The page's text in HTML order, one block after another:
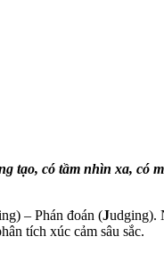
tạo, có tầm nhìn xa, có
– Phán đoán (Judging).
tích xúc cảm sâu sắc.